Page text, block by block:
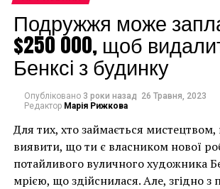
«Человеческое состояние»
головоломки больше 80 лет. Чуть
Museet в Стокгольме
фрагмент. Именно тогда
что картина художника «Красная
написана поверх еще одной
Что же, теперь ученым удалось
часть этого полотна. Однако, чтобы
решить эту головоломку, им
четвертый, последний фрагмент
Подружжя може
$250 000, щоб
Бенксі з будинку
Опубліковано 3 роки назад 26 Травня, 2023
Редактор Марія Рижкова
Для тих, хто займається мистецтвом,
виявити, що ти є власником нової
потайливого вуличного художника
мрією, що здійснилася. Але, згідно